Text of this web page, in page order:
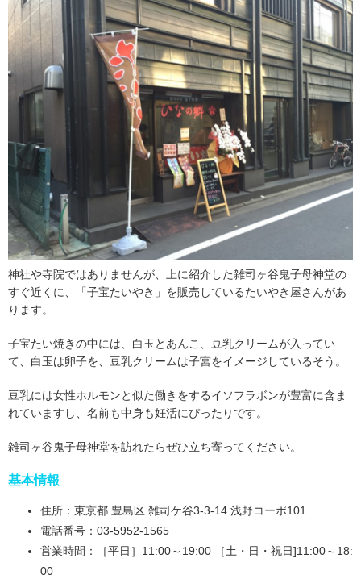
神社や寺院ではありませんが、上に紹介した雑司ヶ谷鬼子母神堂の
すぐ近くに、「子宝たいやき」を販売しているたいやき屋さんがあ
ります。
子宝たい焼きの中には、白玉とあんこ、豆乳クリームが入ってい
て、白玉は卵子を、豆乳クリームは子宮をイメージしているそう。
豆乳には女性ホルモンと似た働きをするイソフラボンが豊富に含ま
れていますし、名前も中身も妊活にぴったりです。
雑司ヶ谷鬼子母神堂を訪れたらぜひ立ち寄ってください。
基本情報
住所：東京都 豊島区 雑司ケ谷3-3-14 浅野コーポ101
電話番号：03-5952-1565
営業時間：［平日］11:00～19:00 ［土・日・祝日]11:00～18:
00